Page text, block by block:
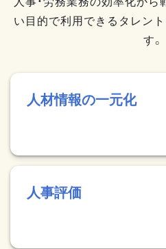
い目的で利用できるタレン
す。
人材情報の一元化
人事評価